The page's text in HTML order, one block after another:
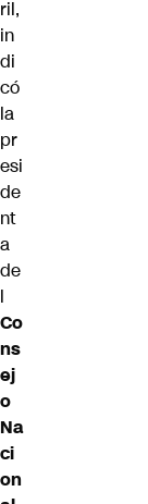
ril,
in
di
có
la
pr
esi
de
nt
a
de
l
Co
ns
ej
o
Na
ci
on